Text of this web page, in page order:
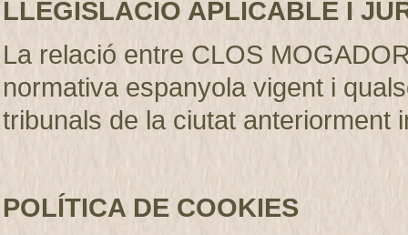
LLEGISLACIÓ APLICABLE I
La relació entre CLOS
normativa espanyola vigent i
tribunals de la ciutat anteriorment
POLÍTICA DE COOKIES